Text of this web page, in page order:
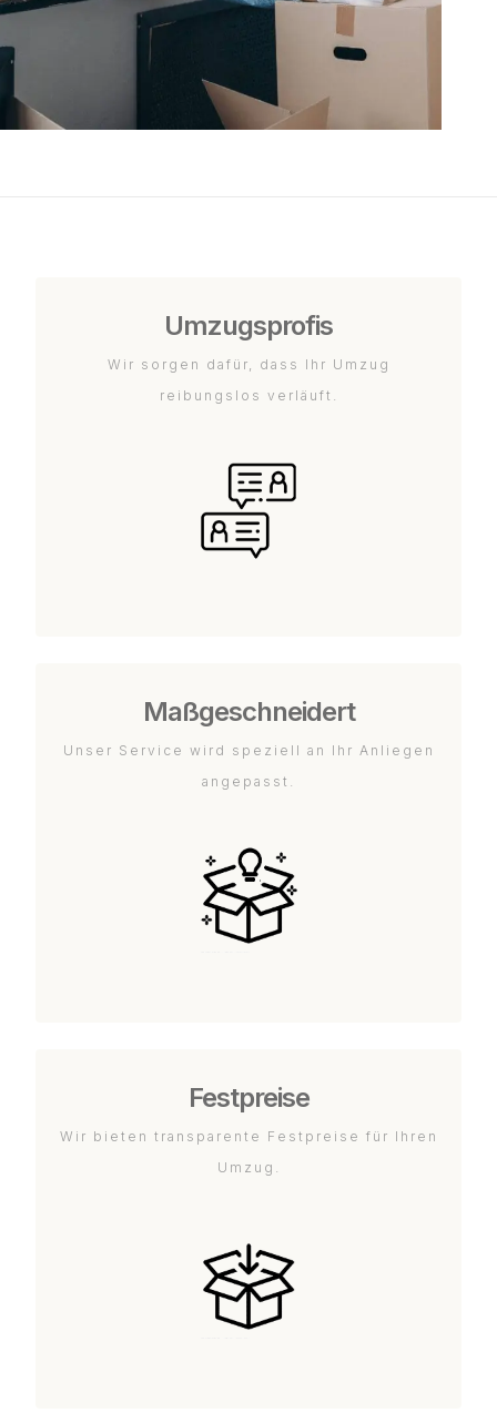
Umzugsprofis
Wir sorgen dafür, dass Ihr Umzug
reibungslos verläuft.
Maßgeschneidert
Unser Service wird speziell an Ihr Anliegen
angepasst.
Festpreise
Wir bieten transparente Festpreise für Ihren
Umzug.